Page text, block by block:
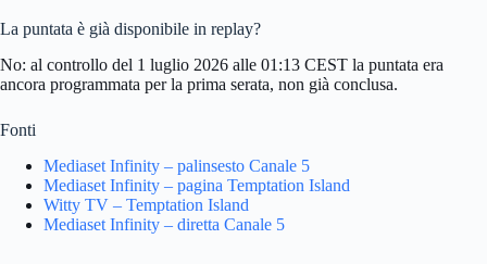
La puntata è già disponibile in replay?
No: al controllo del 1 luglio 2026 alle 01:13 CEST la puntata era
ancora programmata per la prima serata, non già conclusa.
Fonti
Mediaset Infinity – palinsesto Canale 5
Mediaset Infinity – pagina Temptation Island
Witty TV – Temptation Island
Mediaset Infinity – diretta Canale 5